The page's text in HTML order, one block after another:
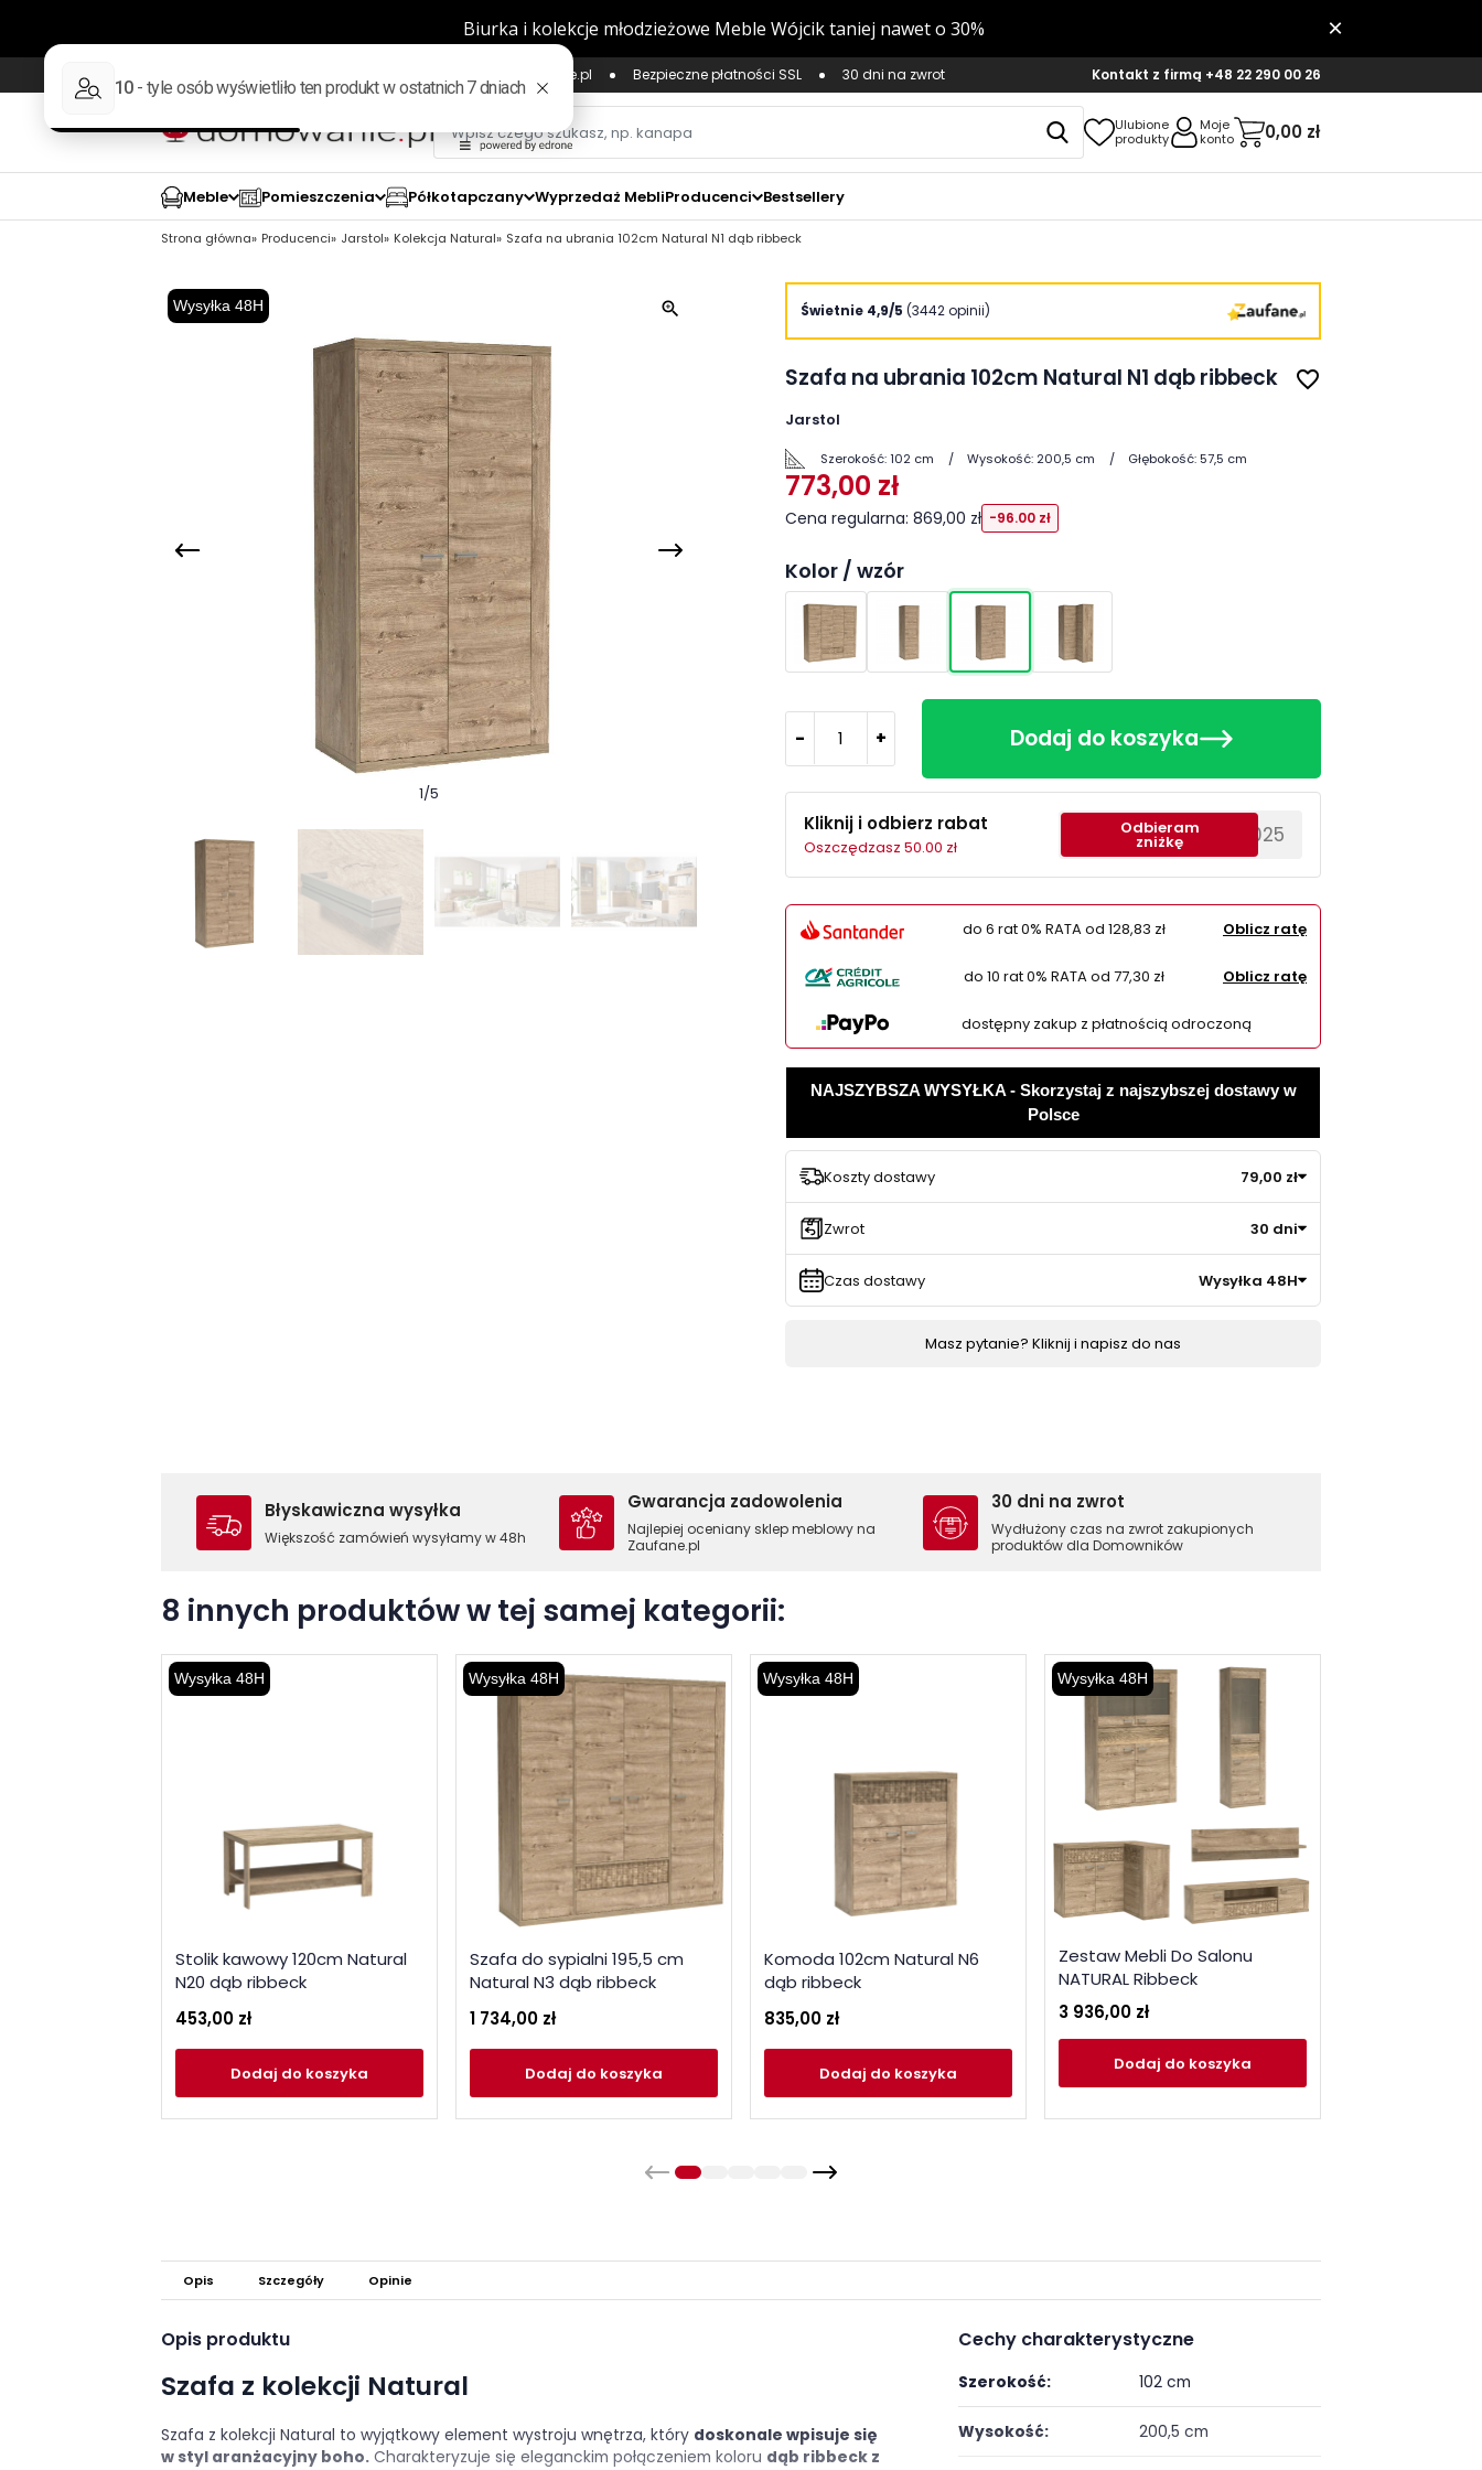
98% pozytywnych opinii według Zaufane.pl Bezpieczne płatności SSL 30 dni na zwrot Kontakt z firmą +48 22 290 00 26
Ulubione
produkty
Moje
konto
0,00 zł
Meble Pomieszczenia Półkotapczany Wyprzedaż MebliProducenci Bestsellery
Strona główna Producenci Jarstol Kolekcja Natural Szafa na ubrania 102cm Natural N1 dąb ribbeck
Wysyłka 48H
1/5
zoom_in Świetnie 4,9/5 (3442 opinii)
Szafa na ubrania 102cm Natural N1 dąb ribbeck favorite_border
Jarstol
Szerokość:102 cm Wysokość: 200,5 cm Głębokość:57,5 cm
773,00 zł
Cena regularna: 869,00 zł -96.00 zł
Kolor / wzór
- + Dodaj do koszyka
Kliknij i odbierz rabat
Oszczędzasz 50.00 zł ********EWS2025
Odbieram
zniżkę
do 6 rat 0% RATA od 128,83 zł Oblicz ratę
do 10 rat 0% RATA od 77,30 zł Oblicz ratę
dostępny zakup z płatnością odroczoną
NAJSZYBSZA WYSYŁKA - Skorzystaj z najszybszej dostawy w
Polsce
Koszty dostawy 79,00 zł
Zwrot 30 dni
Czas dostawy Wysyłka 48H
Masz pytanie? Kliknij i napisz do nas
Błyskawiczna wysyłka
Większość zamówień wysyłamy w 48h
Gwarancja zadowolenia
Najlepiej oceniany sklep meblowy na
Zaufane.pl
30 dni na zwrot
Wydłużony czas na zwrot zakupionych
produktów dla Domowników
8 innych produktów w tej samej kategorii:
Wysyłka 48H
Stolik kawowy 120cm Natural
N20 dąb ribbeck
453,00 zł
Dodaj do koszyka
Wysyłka 48H
Szafa do sypialni 195,5 cm
Natural N3 dąb ribbeck
1 734,00 zł
Dodaj do koszyka
Wysyłka 48H
Komoda 102cm Natural N6
dąb ribbeck
835,00 zł
Dodaj do koszyka
Wysyłka 48H
Zestaw Mebli Do Salonu
NATURAL Ribbeck
3 936,00 zł
Dodaj do koszyka
Opis Szczegóły Opinie
Opis produktu
Szafa z kolekcji Natural
Szafa z kolekcji Natural to wyjątkowy element wystroju wnętrza, który doskonale wpisuje się
w styl aranżacyjny boho. Charakteryzuje się eleganckim połączeniem koloru dąb ribbeck z
Cechy charakterystyczne
Szerokość: 102 cm
Wysokość: 200,5 cm